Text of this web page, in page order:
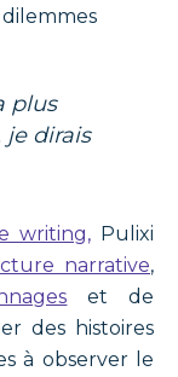
plus
je dirais
writing, Pulixi
narrative,
et de
des histoires
à observer le